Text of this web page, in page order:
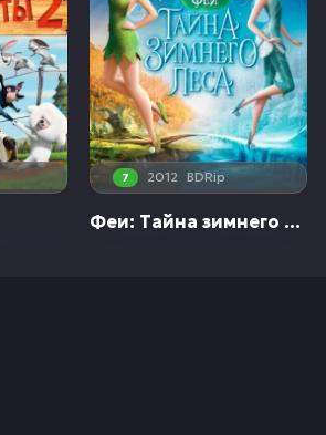
7 2012 BDRip
Феи: Тайна зимнего леса